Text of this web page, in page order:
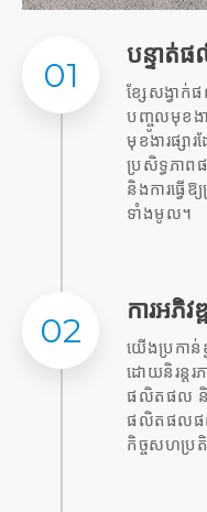
01 បន្ទាត់ផ
ខ្សែសង្វាក់
បញ្ចូលមុខងា
មុខងារផ្សា
ប្រសិទ្ធភាព
និងការធ្វើ
ទាំងមូល។
02 ការអភិ
យើងប្រកាន់
ដោយនិរន្តរ
ផលិតផល និង
ផលិតផលផលិ
កិច្ចសហប្រតិ